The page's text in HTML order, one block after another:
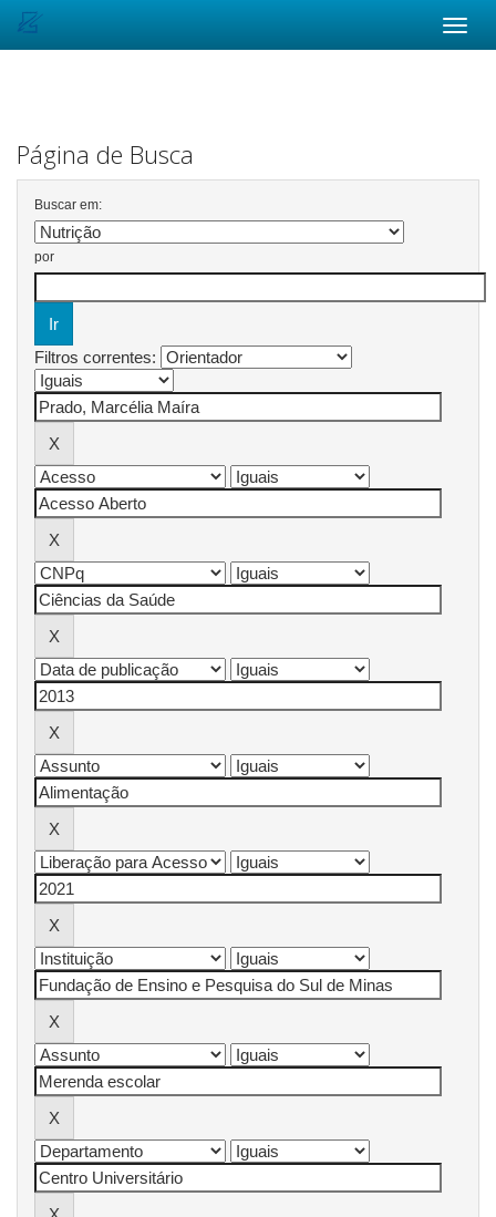
Página de Busca
Buscar em:
por
Filtros correntes: